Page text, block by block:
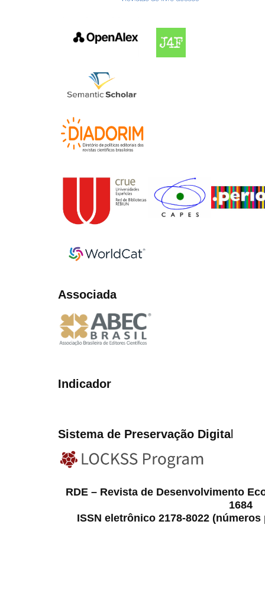
Associada
Indicador
Sistema de Preservação Digital
RDE – Revista de Desenvolvimento
1684
ISSN eletrônico 2178-8022